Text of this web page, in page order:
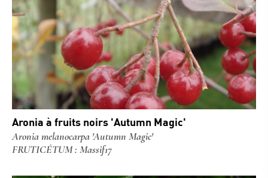
Aronia à fruits noirs 'Autumn Magic'
Aronia melanocarpa 'Autumn Magic'
FRUTICÉTUM : Massif17